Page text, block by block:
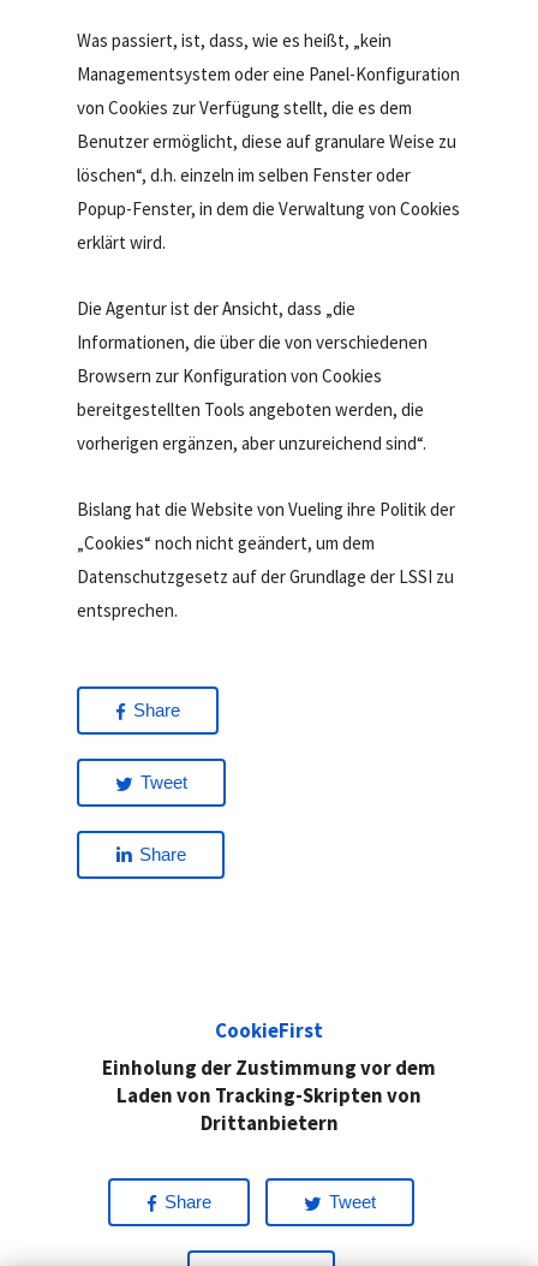
Was passiert, ist, dass, wie es heißt, „kein
Managementsystem oder eine Panel-Konfiguration
von Cookies zur Verfügung stellt, die es dem
Benutzer ermöglicht, diese auf granulare Weise zu
löschen“, d.h. einzeln im selben Fenster oder
Popup-Fenster, in dem die Verwaltung von Cookies
erklärt wird.
Die Agentur ist der Ansicht, dass „die
Informationen, die über die von verschiedenen
Browsern zur Konfiguration von Cookies
bereitgestellten Tools angeboten werden, die
vorherigen ergänzen, aber unzureichend sind“.
Bislang hat die Website von Vueling ihre Politik der
„Cookies“ noch nicht geändert, um dem
Datenschutzgesetz auf der Grundlage der LSSI zu
entsprechen.
Share
Tweet
Share
CookieFirst
Einholung der Zustimmung vor dem
Laden von Tracking-Skripten von
Drittanbietern
Share Tweet